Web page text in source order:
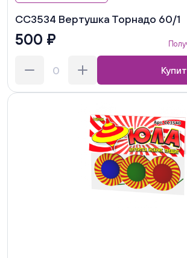
СС3534 Вертушка Торнадо 60/1
500 ₽